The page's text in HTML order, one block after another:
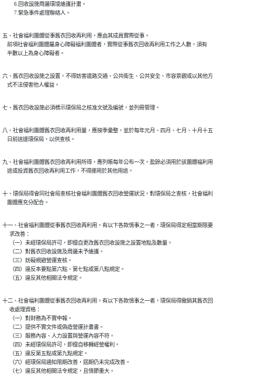
          6.回收設施周邊環境維護計畫。
          7.緊急事件處理聯絡人。
五、社會福利團體從事舊衣回收再利用，應由其成員實際從事。
    前項社會福利團體屬身心障礙福利團體者，實際從事舊衣回收再利用工作之人數，須有
    半數以上為身心障礙者。
六、舊衣回收設施之設置，不得妨害道路交通、公共衛生、公共安全、市容景觀或以其他方
    式不法侵害他人權益。
七、舊衣回收設施必須標示環保局之核准文號及編號，並列冊管理。
八、社會福利團體舊衣回收再利用量，應按季彙整，並於每年元月、四月、七月、十月十五
    日前送達環保局，以供查核。
九、社會福利團體舊衣回收再利用所得，應列帳每年公布一次。盈餘必須用於該團體福利用
    途或投資舊衣回收再利用工作，不得挪用於其他用途。
十、環保局得會同社會局查核社會福利團體舊衣回收營運狀況，對環保局之查核，社會福利
    團體應充分配合。
十一、社會福利團體從事舊衣回收再利用，有以下各款情事之一者，環保局得定相當期限要
      求改善：
      （一）未經環保局許可，即擅自更改舊衣回收設施之設置地點及數量。
      （二）對舊衣回收設施及周邊未予維護。
      （三）妨礙規避營運查核。
      （四）違反本要點第六點、第七點或第八點規定。
      （五）違反其他相關法令規定。
十二、社會福利團體從事舊衣回收再利用，有以下各款情事之一者，環保局得撤銷其舊衣回
      收處理資格：
      （一）對財務為不實申報。
      （二）提供不實文件或偽造營運計畫書。
      （三）服務內容、人力設置與營運內容不符。
      （四）未經環保局許可，即擅自移轉經營權利。
      （五）違反第五點或第九點規定。
      （六）經環保局通知限期改善，屆期仍未完成改善。
      （七）違反其他相關法令規定，且情節重大。